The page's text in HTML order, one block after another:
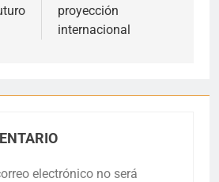
proyección
internacional
electrónico no será